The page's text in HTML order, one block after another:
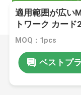
適用範囲が広い
トワーク カー
伏
MOQ：1pcs
ベストプ